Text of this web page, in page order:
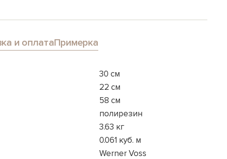
и оплатаПримерка
30 см
22 см
58 см
полирезин
3.63 кг
0.061 куб. м
Werner Voss